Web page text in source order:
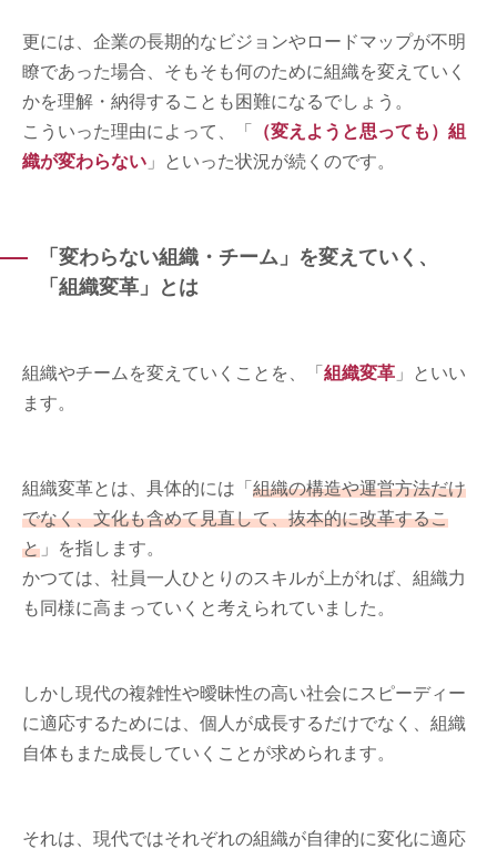
更には、企業の長期的なビジョンやロードマップが不明
瞭であった場合、そもそも何のために組織を変えていく
かを理解・納得することも困難になるでしょう。
こういった理由によって、「
（変えようと思っても）組
織が変わらない 」といった状況が続くのです。
「変わらない組織・チーム」を変えていく、
「組織変革」とは
組織やチームを変えていくことを、「 組織変革 」といい
ます。
組織変革とは、具体的には「 組織の構造や運営方法だけ
でなく、文化も含めて見直して、抜本的に改革するこ
と 」を指します。
かつては、社員一人ひとりのスキルが上がれば、組織力
も同様に高まっていくと考えられていました。
しかし現代の複雑性や曖昧性の高い社会にスピーディー
に適応するためには、個人が成長するだけでなく、組織
自体もまた成長していくことが求められます。
それは、現代ではそれぞれの組織が自律的に変化に適応